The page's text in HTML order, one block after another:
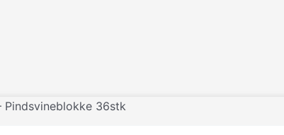
Pindsvineblokke 36stk